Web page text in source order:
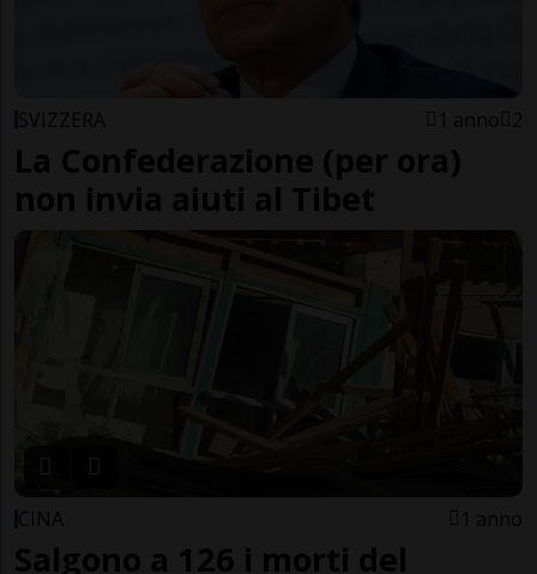
SVIZZERA 1 anno 2
La Confederazione (per ora)
non invia aiuti al Tibet
CINA 1 anno
Salgono a 126 i morti del